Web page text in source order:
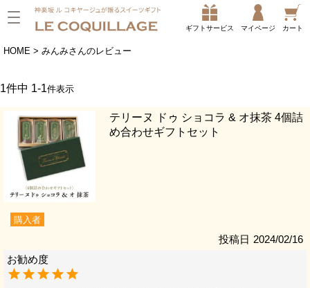
ギフトサービス マイページ カート
HOME みんみさんのレビュー
1件中 1-1件表示
テリーヌ ドゥ ショコラ & オ抹茶 4個詰
め合わせギフトセット
購入者
投稿日 2024/02/16